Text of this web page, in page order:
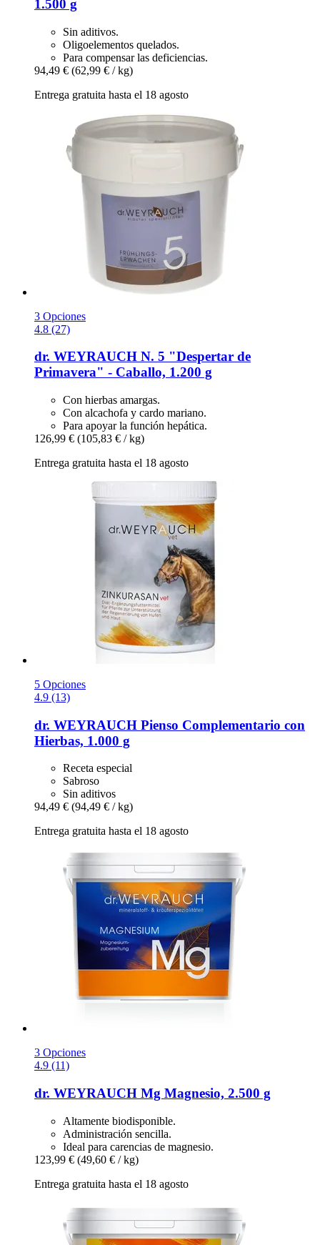
1.500 g
Sin aditivos.
Oligoelementos quelados.
Para compensar las deficiencias.
94,49 € (62,99 € / kg)
Entrega gratuita hasta el 18 agosto
3 Opciones
4.8 (27)
dr. WEYRAUCH N. 5 "Despertar de
Primavera" -​ Caballo, 1.200 g
Con hierbas amargas.
Con alcachofa y cardo mariano.
Para apoyar la función hepática.
126,99 € (105,83 € / kg)
Entrega gratuita hasta el 18 agosto
5 Opciones
4.9 (13)
dr. WEYRAUCH Pienso Complementario con
Hierbas, 1.000 g
Receta especial
Sabroso
Sin aditivos
94,49 € (94,49 € / kg)
Entrega gratuita hasta el 18 agosto
3 Opciones
4.9 (11)
dr. WEYRAUCH Mg Magnesio, 2.500 g
Altamente biodisponible.
Administración sencilla.
Ideal para carencias de magnesio.
123,99 € (49,60 € / kg)
Entrega gratuita hasta el 18 agosto